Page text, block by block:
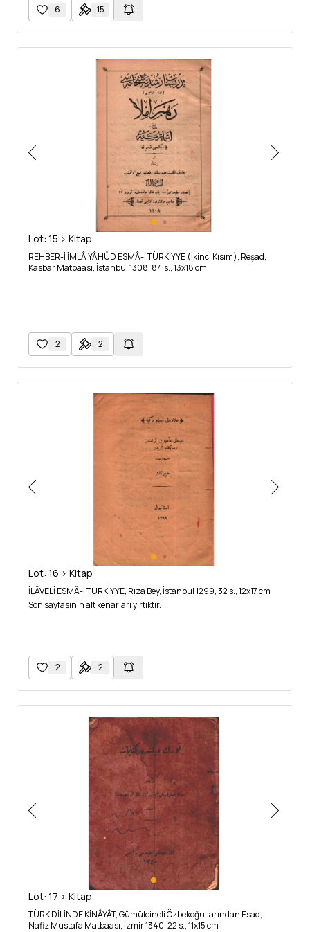
6 15
Lot: 15 > Kitap
REHBER-İ İMLÂ YÂHÛD ESMÂ-İ TÜRKİYYE (İkinci Kısım), Reşad,
Kasbar Matbaası, İstanbul 1308, 84 s., 13x18 cm
2 2
Lot: 16 > Kitap
İLÂVELİ ESMÂ-İ TÜRKİYYE, Rıza Bey, İstanbul 1299, 32 s., 12x17 cm
Son sayfasının alt kenarları yırtıktır.
2 2
Lot: 17 > Kitap
TÜRK DİLİNDE KİNÂYÂT, Gümülcineli Özbekoğullarından Esad,
Nafiz Mustafa Matbaası, İzmir 1340, 22 s., 11x15 cm